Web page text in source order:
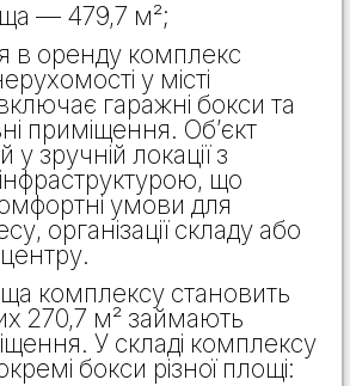
— 479,7 м²;
в оренду комплекс
у місті
гаражні бокси та
приміщення. Об’єкт
зручній локації з
що
умови для
організації складу або
комплексу становить
270,7 м² займають
У складі комплексу
бокси різної площі: